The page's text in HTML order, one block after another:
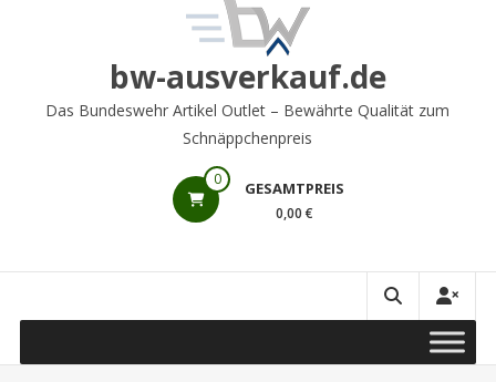
bw-ausverkauf.de
Das Bundeswehr Artikel Outlet – Bewährte Qualität zum
Schnäppchenpreis
0 GESAMTPREIS
0,00 €